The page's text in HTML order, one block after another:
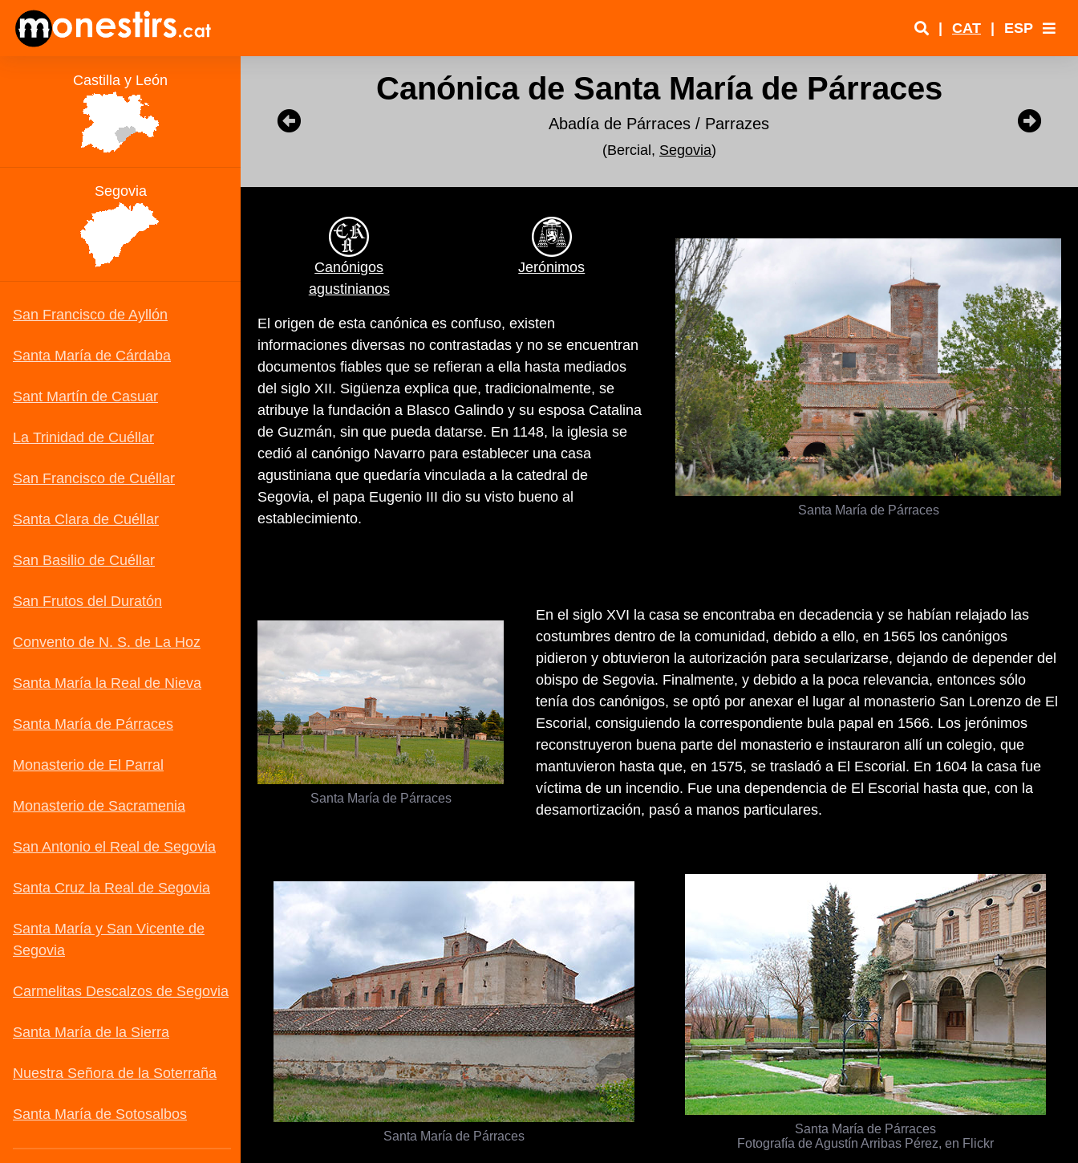
| CAT | ESP
Canónica de Santa María de Párraces
Abadía de Párraces / Parrazes
(Bercial, Segovia)
Santa María de Párraces
Canónigos
agustinianos
Jerónimos
El origen de esta canónica es confuso, existen
informaciones diversas no contrastadas y no se encuentran
documentos fiables que se refieran a ella hasta mediados
del siglo XII. Sigüenza explica que, tradicionalmente, se
atribuye la fundación a Blasco Galindo y su esposa Catalina
de Guzmán, sin que pueda datarse. En 1148, la iglesia se
cedió al canónigo Navarro para establecer una casa
agustiniana que quedaría vinculada a la catedral de
Segovia, el papa Eugenio III dio su visto bueno al
establecimiento.
Santa María de Párraces
En el siglo XVI la casa se encontraba en decadencia y se habían relajado las
costumbres dentro de la comunidad, debido a ello, en 1565 los canónigos
pidieron y obtuvieron la autorización para secularizarse, dejando de depender del
obispo de Segovia. Finalmente, y debido a la poca relevancia, entonces sólo
tenía dos canónigos, se optó por anexar el lugar al monasterio San Lorenzo de El
Escorial, consiguiendo la correspondiente bula papal en 1566. Los jerónimos
reconstruyeron buena parte del monasterio e instauraron allí un colegio, que
mantuvieron hasta que, en 1575, se trasladó a El Escorial. En 1604 la casa fue
víctima de un incendio. Fue una dependencia de El Escorial hasta que, con la
desamortización, pasó a manos particulares.
Santa María de Párraces
Santa María de Párraces
Fotografía de Agustín Arribas Pérez, en Flickr